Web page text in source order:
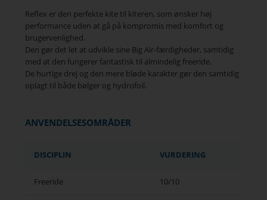
Reflex er den perfekte kite til kiteren, som ønsker høj
performance uden at gå på kompromis med komfort og
brugervenlighed.
Den gør det let at udvikle sine Big Air-færdigheder, samtidig
med at den fungerer fantastisk til almindelig freeride.
De hurtige drej og den mere bløde karakter gør den samtidig
oplagt til både bølger og hydrofoil.
ANVENDELSESOMRÅDER
DISCIPLIN VURDERING
Freeride 10/10